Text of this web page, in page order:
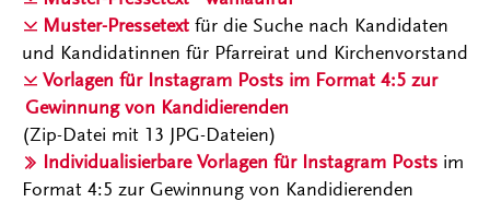
Muster-Pressetext für die Suche nach Kandidaten
und Kandidatinnen für Pfarreirat und Kirchenvorstand
Vorlagen für Instagram Posts im Format 4:5 zur
Gewinnung von Kandidierenden
(Zip-Datei mit 13 JPG-Dateien)
Individualisierbare Vorlagen für Instagram Posts im
Format 4:5 zur Gewinnung von Kandidierenden